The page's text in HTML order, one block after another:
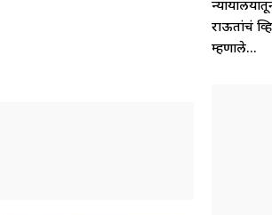
राऊतांचं
म्हणाले...